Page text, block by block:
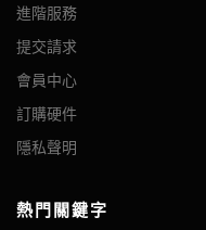
進階服務
提交請求
會員中心
訂購硬件
隱私聲明
熱門關鍵字